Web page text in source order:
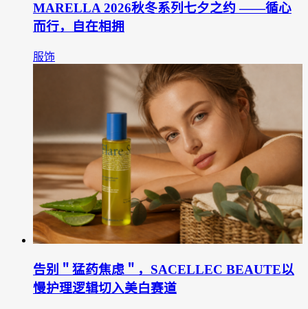
MARELLA 2026秋冬系列七夕之约 ——循心
而行，自在相拥
服饰
告别＂猛药焦虑＂，SACELLEC BEAUTE以
慢护理逻辑切入美白赛道